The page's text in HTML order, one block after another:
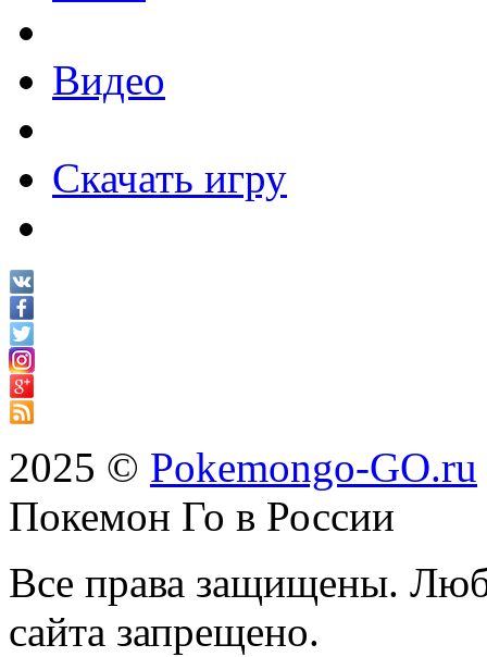
Видео
Скачать игру
2025 © Pokemongo-GO.ru
Покемон Го в России
Все права защищены.
сайта запрещено.